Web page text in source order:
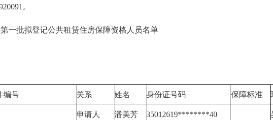
。
批拟登记公共租赁住房保障资格人员名单
市长乐区住房和
年3
编号 关系 姓名 身份证号码 保障标准
申请人 潘美芳
35012619********40